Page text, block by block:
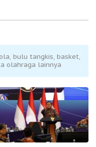
bulu tangkis, basket,
olahraga lainnya